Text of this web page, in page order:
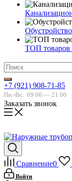
ТОП товаров
+7 (921) 908-71-85
Пн.-Вс. 09.00 — 21.00
Заказать звонок
Сравнение0
Войти